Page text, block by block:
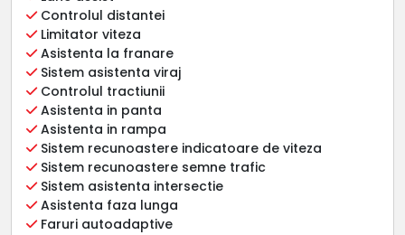
Controlul distantei
Limitator viteza
Asistenta la franare
Sistem asistenta viraj
Controlul tractiunii
Asistenta in panta
Asistenta in rampa
Sistem recunoastere indicatoare de viteza
Sistem recunoastere semne trafic
Sistem asistenta intersectie
Asistenta faza lunga
Faruri autoadaptive